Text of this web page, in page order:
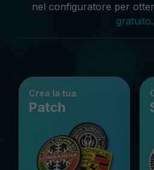
nel configuratore per
gratuito.
Crea la tua
Patch